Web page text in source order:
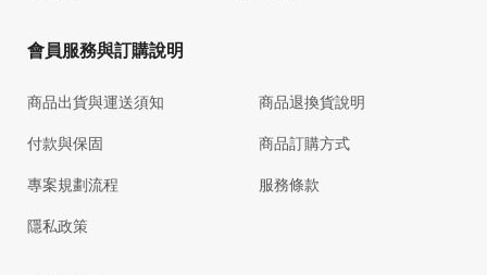
會員服務與訂購說明
商品出貨與運送須知 商品退換貨說明
付款與保固 商品訂購方式
專案規劃流程 服務條款
隱私政策